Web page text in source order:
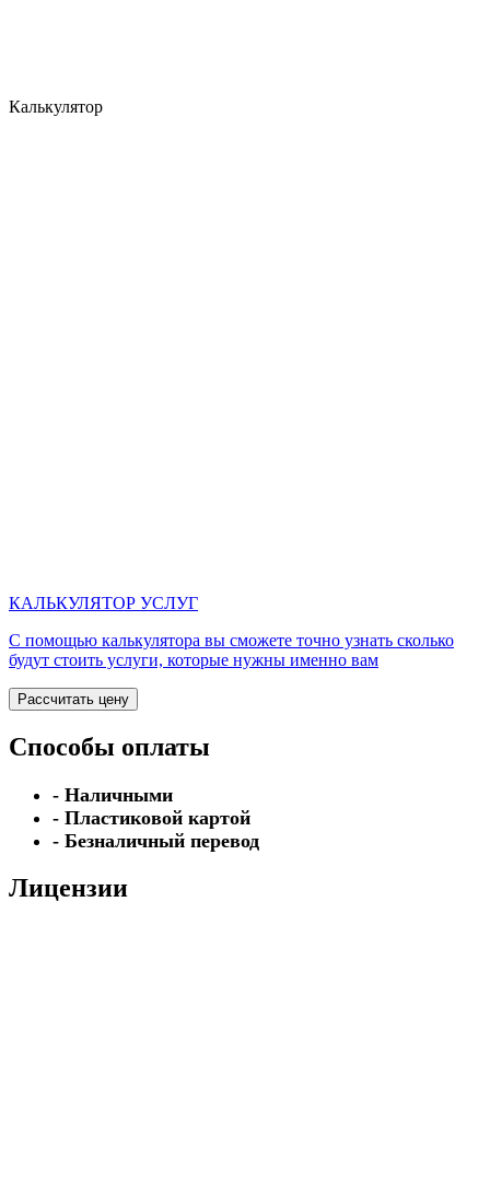
Калькулятор
КАЛЬКУЛЯТОР УСЛУГ
С помощью калькулятора вы сможете точно узнать сколько
будут стоить услуги, которые нужны именно вам
Рассчитать цену
Способы оплаты
- Наличными
- Пластиковой картой
- Безналичный перевод
Лицензии